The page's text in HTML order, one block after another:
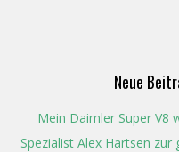
Neue
Mein Daimler Super V8
Spezialist Alex Hartsen